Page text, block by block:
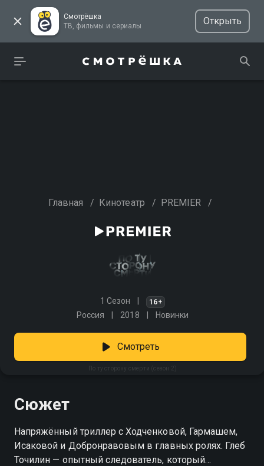
Смотрёшка
ТВ, фильмы и сериалы
Открыть
Главная / Кинотеатр / PREMIER /
1 Сезон 16+
Россия 2018 Новинки
По ту сторону смерти (сезон 2)
Смотреть
Сюжет
Напряжённый триллер с Ходченковой, Гармашем,
Исаковой и Добронравовым в главных ролях. Глеб
Точилин — опытный следователь, который